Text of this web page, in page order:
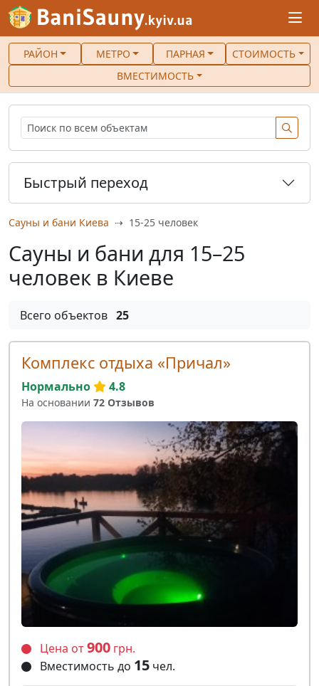
РАЙОН МЕТРО ПАРНАЯ
СТОИМОСТЬ
ВМЕСТИМОСТЬ
Сауны и бани Киева 15-25 человек
Сауны и бани для 15–25
человек в Киеве
Всего объектов 25
Комплекс отдыха «Причал»
Нормально 4.8
На основании 72 Отзывов
Цена от900 грн.
Вместимость до 15 чел.
Быстрый переход